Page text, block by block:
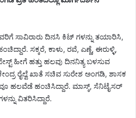
ಸಾವಿರಾರು ದಿನಸಿ ಕಿಟ್ ಗಳನ್ನು ತಯಾರಿಸಿ,
ಸಕ್ಕರೆ, ಕಾಳು, ರವೆ, ಎಣ್ಣೆ, ಈರುಳ್ಳಿ,
ಹೀಗೆ ಹತ್ತು ಹಲವು ದಿನನಿತ್ಯ ಬಳಸುವ
ರೈಲ್ವೆ ಖಾತೆ ಸಚಿವ ಸುರೇಶ ಅಂಗಡಿ, ಶಾಸಕ
ಹಲವೆಡೆ ಹಂಚಿಸಿದ್ದಾರೆ. ಮಾಸ್ಕ್, ಸೆನಿಟೈಸರ್
ವಿತರಿಸಿದ್ದಾರೆ.